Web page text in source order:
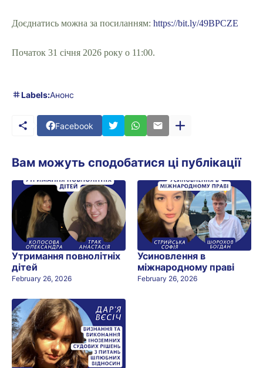
Доєднатись можна за посиланням: https://bit.ly/49BPCZE
Початок 31 січня 2026 року о 11:00.
Labels:Анонс
Facebook
Вам можуть сподобатися ці публікації
Утримання повнолітніх
дітей
February 26, 2026
Усиновлення в
міжнародному праві
February 26, 2026